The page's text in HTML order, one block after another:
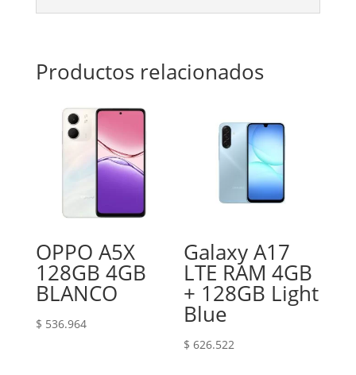
Productos relacionados
OPPO A5X
128GB 4GB
BLANCO
$ 536.964
Galaxy A17
LTE RAM 4GB
+ 128GB Light
Blue
$ 626.522